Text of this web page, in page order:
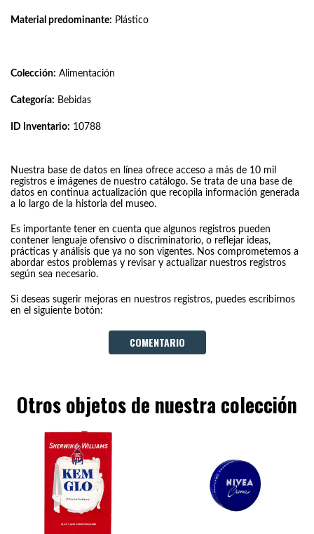
Material predominante: Plástico
Colección: Alimentación
Categoría: Bebidas
ID Inventario: 10788
Nuestra base de datos en línea ofrece acceso a más de 10 mil
registros e imágenes de nuestro catálogo. Se trata de una base de
datos en continua actualización que recopila información generada
a lo largo de la historia del museo.
Es importante tener en cuenta que algunos registros pueden
contener lenguaje ofensivo o discriminatorio, o reflejar ideas,
prácticas y análisis que ya no son vigentes. Nos comprometemos a
abordar estos problemas y revisar y actualizar nuestros registros
según sea necesario.
Si deseas sugerir mejoras en nuestros registros, puedes escribirnos
en el siguiente botón:
COMENTARIO
Otros objetos de nuestra colección